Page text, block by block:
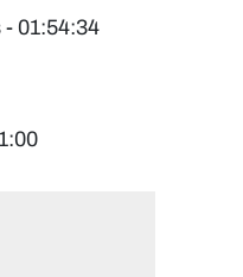
01:54:34